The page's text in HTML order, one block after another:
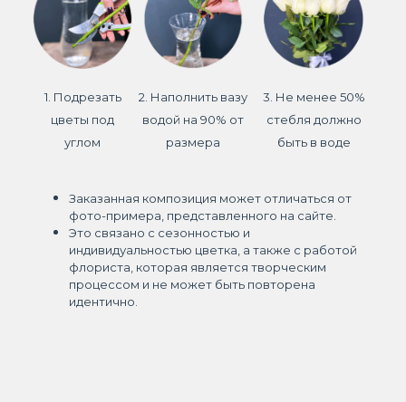
1. Подрезать
цветы под
углом
2. Наполнить вазу
водой на 90% от
размера
3. Не менее 50%
стебля должно
быть в воде
Заказанная композиция может отличаться от
фото-примера, представленного на сайте.
Это связано с сезонностью и
индивидуальностью цветка, а также с работой
флориста, которая является творческим
процессом и не может быть повторена
идентично.